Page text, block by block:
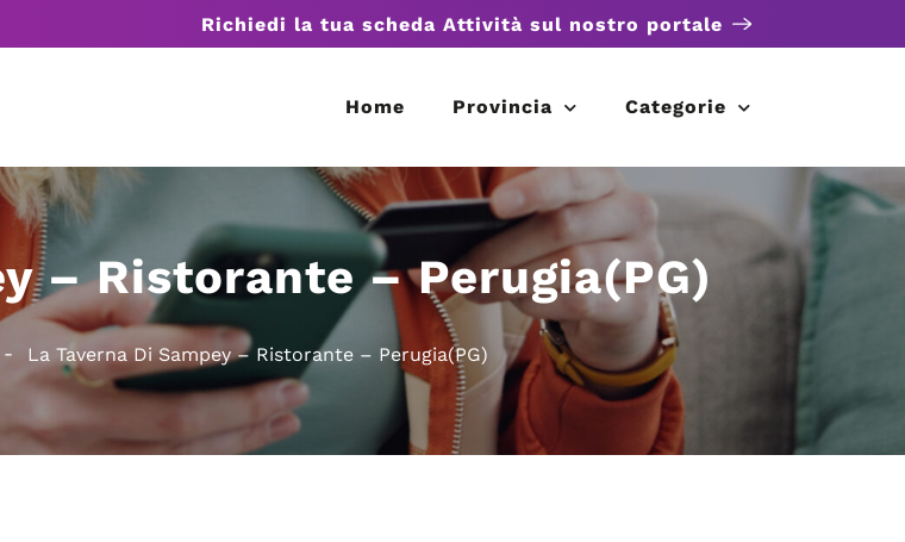
Richiedi la tua scheda Attività sul nostro portale
Home Provincia Categorie
– Ristorante – Perugia(PG)
La Taverna Di Sampey – Ristorante – Perugia(PG)